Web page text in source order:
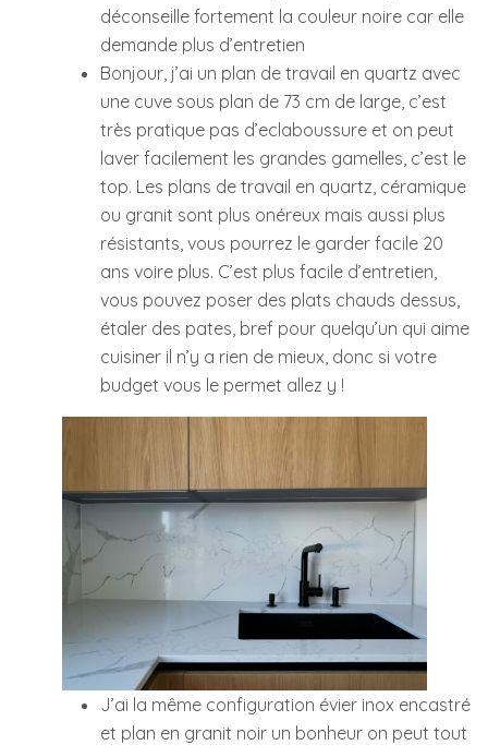
déconseille fortement la couleur noire car elle
demande plus d’entretien
Bonjour, j’ai un plan de travail en quartz avec
une cuve sous plan de 73 cm de large, c’est
très pratique pas d’eclaboussure et on peut
laver facilement les grandes gamelles, c’est le
top. Les plans de travail en quartz, céramique
ou granit sont plus onéreux mais aussi plus
résistants, vous pourrez le garder facile 20
ans voire plus. C’est plus facile d’entretien,
vous pouvez poser des plats chauds dessus,
étaler des pates, bref pour quelqu’un qui aime
cuisiner il n’y a rien de mieux, donc si votre
budget vous le permet allez y !
J’ai la même configuration évier inox encastré
et plan en granit noir un bonheur on peut tout